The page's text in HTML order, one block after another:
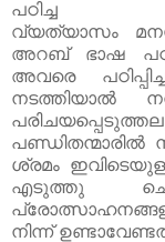
പഠിച്ച
വ്യത്യാസം
അറബ് ഭാഷ
അവരെ
നടത്തിയാൽ
പണ്ഡിതന്മാരിൽ
ശ്രമം
എടുത്തു
നിന്ന്